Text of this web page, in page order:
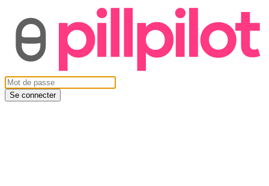
Se connecter